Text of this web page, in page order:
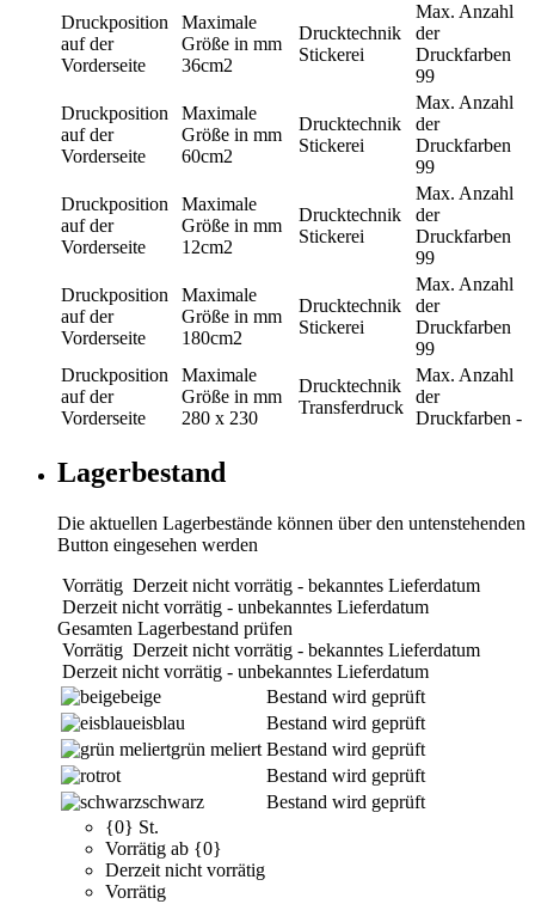
Druckposition
auf der
Vorderseite
Maximale
Größe in mm
36cm2
Drucktechnik
Stickerei
Max. Anzahl
der
Druckfarben
99
Druckposition
auf der
Vorderseite
Maximale
Größe in mm
60cm2
Drucktechnik
Stickerei
Max. Anzahl
der
Druckfarben
99
Druckposition
auf der
Vorderseite
Maximale
Größe in mm
12cm2
Drucktechnik
Stickerei
Max. Anzahl
der
Druckfarben
99
Druckposition
auf der
Vorderseite
Maximale
Größe in mm
180cm2
Drucktechnik
Stickerei
Max. Anzahl
der
Druckfarben
99
Druckposition
auf der
Vorderseite
Maximale
Größe in mm
280 x 230
Drucktechnik
Transferdruck
Max. Anzahl
der
Druckfarben -
Lagerbestand
Die aktuellen Lagerbestände können über den untenstehenden
Button eingesehen werden
Vorrätig Derzeit nicht vorrätig - bekanntes Lieferdatum
Derzeit nicht vorrätig - unbekanntes Lieferdatum
Gesamten Lagerbestand prüfen
Vorrätig Derzeit nicht vorrätig - bekanntes Lieferdatum
Derzeit nicht vorrätig - unbekanntes Lieferdatum
beige
Bestand wird geprüft
eisblau
Bestand wird geprüft
grün meliert Bestand wird geprüft
rot
Bestand wird geprüft
schwarz
Bestand wird geprüft
{0} St.
Vorrätig ab {0}
Derzeit nicht vorrätig
Vorrätig